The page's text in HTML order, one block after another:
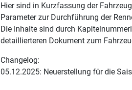
Hier sind in Kurzfassung der
Parameter zur Durchführung der
Die Inhalte sind durch
detaillierteren Dokument zum
Changelog:
05.12.2025: Neuerstellung für die